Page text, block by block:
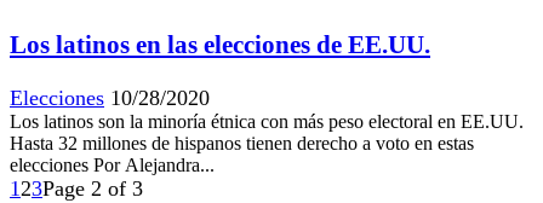
Los latinos en las elecciones de EE.UU.
Elecciones 10/28/2020
Los latinos son la minoría étnica con más peso electoral en EE.UU.
Hasta 32 millones de hispanos tienen derecho a voto en estas
elecciones Por Alejandra...
123Page 2 of 3